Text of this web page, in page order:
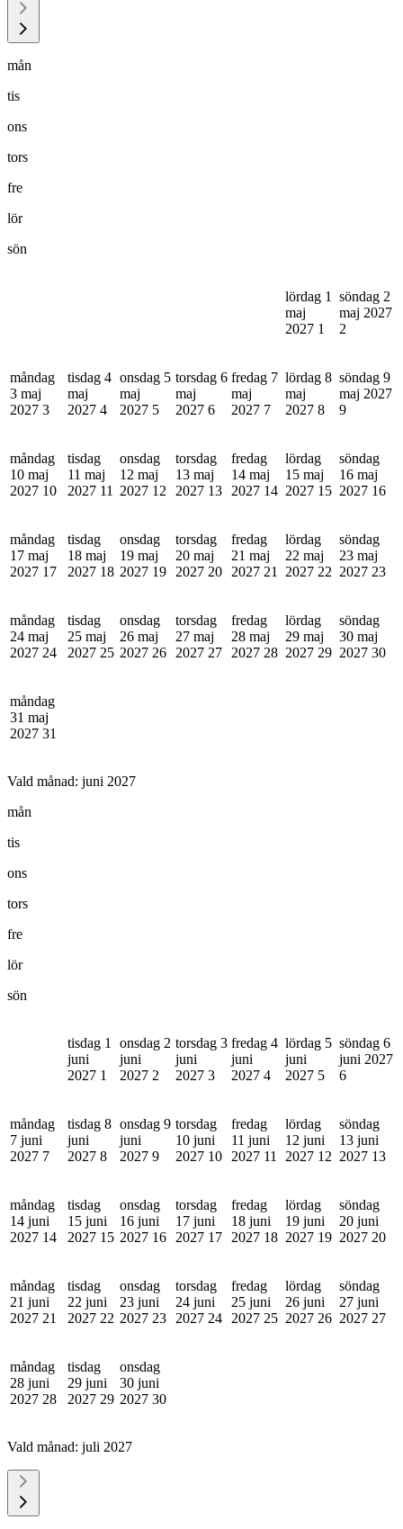
mån
tis
ons
tors
fre
lör
sön
lördag 1
maj
2027 1
söndag 2
maj 2027
2
måndag
3 maj
2027 3
tisdag 4
maj
2027 4
onsdag 5
maj
2027 5
torsdag 6
maj
2027 6
fredag 7
maj
2027 7
lördag 8
maj
2027 8
söndag 9
maj 2027
9
måndag
10 maj
2027 10
tisdag
11 maj
2027 11
onsdag
12 maj
2027 12
torsdag
13 maj
2027 13
fredag
14 maj
2027 14
lördag
15 maj
2027 15
söndag
16 maj
2027 16
måndag
17 maj
2027 17
tisdag
18 maj
2027 18
onsdag
19 maj
2027 19
torsdag
20 maj
2027 20
fredag
21 maj
2027 21
lördag
22 maj
2027 22
söndag
23 maj
2027 23
måndag
24 maj
2027 24
tisdag
25 maj
2027 25
onsdag
26 maj
2027 26
torsdag
27 maj
2027 27
fredag
28 maj
2027 28
lördag
29 maj
2027 29
söndag
30 maj
2027 30
måndag
31 maj
2027 31
Vald månad: juni 2027
mån
tis
ons
tors
fre
lör
sön
tisdag 1
juni
2027 1
onsdag 2
juni
2027 2
torsdag 3
juni
2027 3
fredag 4
juni
2027 4
lördag 5
juni
2027 5
söndag 6
juni 2027
6
måndag
7 juni
2027 7
tisdag 8
juni
2027 8
onsdag 9
juni
2027 9
torsdag
10 juni
2027 10
fredag
11 juni
2027 11
lördag
12 juni
2027 12
söndag
13 juni
2027 13
måndag
14 juni
2027 14
tisdag
15 juni
2027 15
onsdag
16 juni
2027 16
torsdag
17 juni
2027 17
fredag
18 juni
2027 18
lördag
19 juni
2027 19
söndag
20 juni
2027 20
måndag
21 juni
2027 21
tisdag
22 juni
2027 22
onsdag
23 juni
2027 23
torsdag
24 juni
2027 24
fredag
25 juni
2027 25
lördag
26 juni
2027 26
söndag
27 juni
2027 27
måndag
28 juni
2027 28
tisdag
29 juni
2027 29
onsdag
30 juni
2027 30
Vald månad: juli 2027